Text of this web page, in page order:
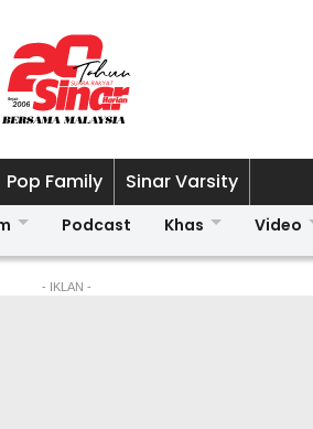
Pop Family Sinar Varsity
Podcast Khas Video
- IKLAN -